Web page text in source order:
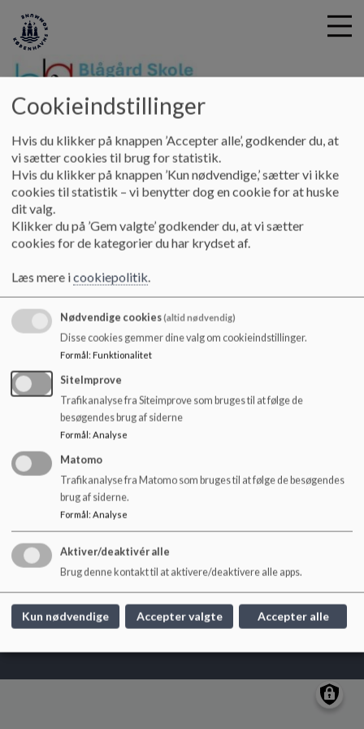
i
Blågård Skole
Kontakt Skolesocialrådgiver
Skolesocialrådgiver
Nanette Sys Hansen
Mail: ej8e@kk.dk
Blågård Skole
Hans Tavsens Gade 4, 2200 København N
+45 3366 7700
EAN NR.
5798009376367
Tilgængelighedserklæring
Sitemap
Cookie politik
Cookieindstillinger
Hvis du klikker på knappen ’Accepter alle’, godkender du, at
vi sætter cookies til brug for statistik.
Hvis du klikker på knappen ’Kun nødvendige,’ sætter vi ikke
cookies til statistik – vi benytter dog en cookie for at huske
dit valg.
Klikker du på ’Gem valgte’ godkender du, at vi sætter
cookies for de kategorier du har krydset af.
Læs mere icookiepolitik.
Nødvendige cookies(altid nødvendig)
Disse cookies gemmer dine valg om cookieindstillinger.
Formål: Funktionalitet
SiteImprove
Trafikanalyse fra Siteimprove som bruges til at følge de
besøgendes brug af siderne
Formål: Analyse
Matomo
Trafikanalyse fra Matomo som bruges til at følge de besøgendes
brug af siderne.
Formål: Analyse
Aktiver/deaktivér alle
Brug denne kontakt til at aktivere/deaktivere alle apps.
Kun nødvendige Accepter valgte Accepter alle